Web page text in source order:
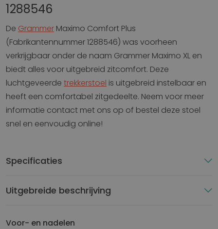
1288546
De Grammer Maximo Comfort Plus
(Fabrikantennummer 1288546) was voorheen
verkrijgbaar onder de naam Grammer Maximo XL en
biedt alles voor uitgebreid zitcomfort. Deze
luchtgeveerde trekkerstoel is uitgebreid instelbaar en
heeft een comfortabel zitgedeelte. Neem voor meer
informatie contact met ons op of bestel deze stoel
snel en eenvoudig online!
Specificaties
Uitgebreide beschrijving
Voor- en nadelen